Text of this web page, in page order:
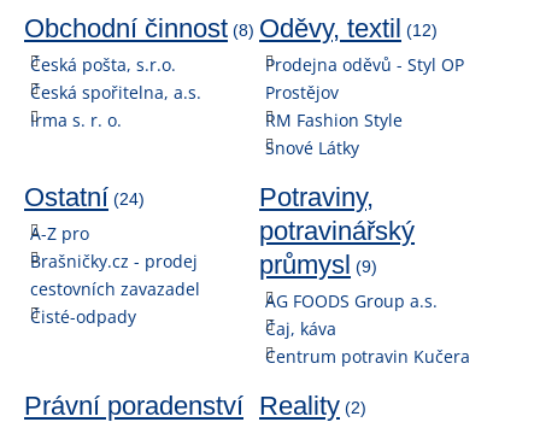
Obchodní činnost (8)
Česká pošta, s.r.o.
Česká spořitelna, a.s.
Irma s. r. o.
Oděvy, textil (12)
Prodejna oděvů - Styl OP
Prostějov
RM Fashion Style
Snové Látky
Ostatní (24)
A-Z pro
Brašničky.cz - prodej
cestovních zavazadel
Čisté-odpady
Potraviny,
potravinářský
průmysl (9)
AG FOODS Group a.s.
Čaj, káva
Centrum potravin Kučera
Právní poradenství Reality (2)